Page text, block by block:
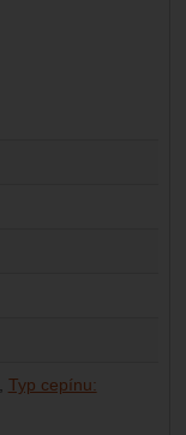
Typ cepínu: